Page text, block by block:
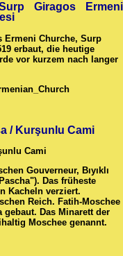
Giragos Ermeni
Ermeni Churche, Surp
erbaut, die heutige
vor kurzem nach langer
/ Kurşunlu Cami
Cami
Gouverneur, Bıyıklı
Das früheste
Kacheln verziert.
Reich. Fatih-Moschee
Das Minarett der
Moschee genannt.